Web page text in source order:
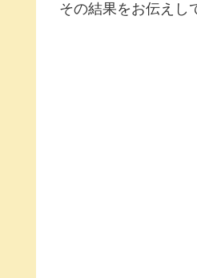
その結果をお伝えし